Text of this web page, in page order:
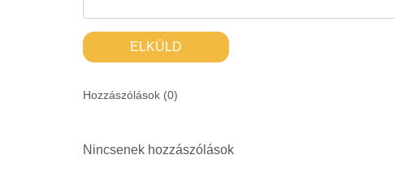
ELKÜLD
Hozzászólások (0)
Nincsenek hozzászólások